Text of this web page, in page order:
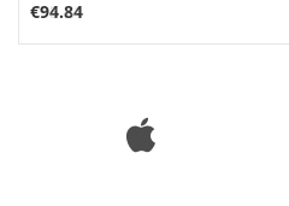
€94.84